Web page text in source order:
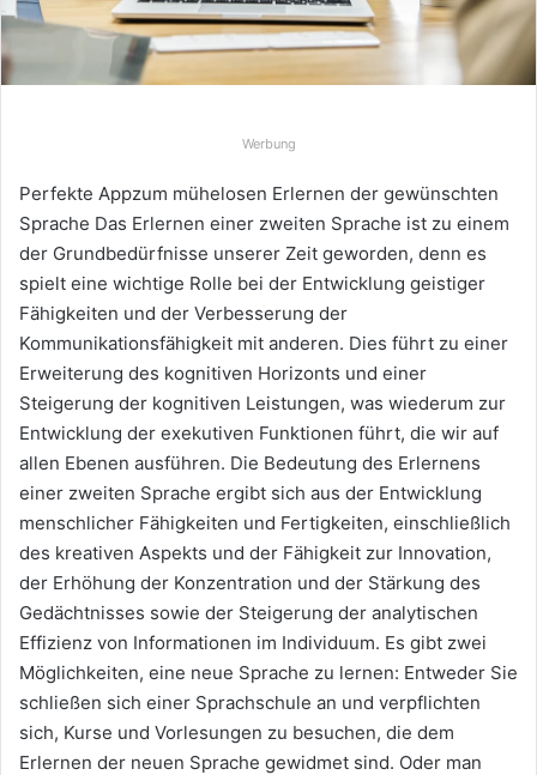
Werbung
Perfekte Appzum mühelosen Erlernen der gewünschten
Sprache Das Erlernen einer zweiten Sprache ist zu einem
der Grundbedürfnisse unserer Zeit geworden, denn es
spielt eine wichtige Rolle bei der Entwicklung geistiger
Fähigkeiten und der Verbesserung der
Kommunikationsfähigkeit mit anderen. Dies führt zu einer
Erweiterung des kognitiven Horizonts und einer
Steigerung der kognitiven Leistungen, was wiederum zur
Entwicklung der exekutiven Funktionen führt, die wir auf
allen Ebenen ausführen. Die Bedeutung des Erlernens
einer zweiten Sprache ergibt sich aus der Entwicklung
menschlicher Fähigkeiten und Fertigkeiten, einschließlich
des kreativen Aspekts und der Fähigkeit zur Innovation,
der Erhöhung der Konzentration und der Stärkung des
Gedächtnisses sowie der Steigerung der analytischen
Effizienz von Informationen im Individuum. Es gibt zwei
Möglichkeiten, eine neue Sprache zu lernen: Entweder Sie
schließen sich einer Sprachschule an und verpflichten
sich, Kurse und Vorlesungen zu besuchen, die dem
Erlernen der neuen Sprache gewidmet sind. Oder man